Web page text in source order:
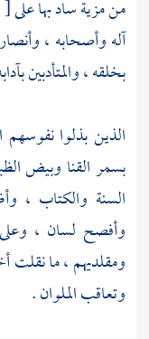
من مزية ساد بها على[
آله وأصحابه ،
بخلقه ، والمتأدبين
الذين بذلوا نفوسهم
بسمر القنا وبيض
السنة والكتاب ،
وأفصح لسان ، وعلى
ومقلديهم ، ما نقلت
وتعاقب الملوان .